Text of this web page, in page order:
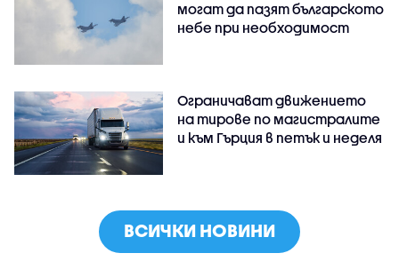
могат да пазят българското
небе при необходимост
Ограничават движението
на тирове по магистралите
и към Гърция в петък и неделя
ВСИЧКИ НОВИНИ